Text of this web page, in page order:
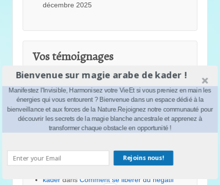
décembre 2025
Vos témoignages
kaderdansAstuce pour la chance
DouniadansAstuce pour la chance
rabeledansAstuce pour la chance
kaderdansAstuce pour la chance
ismadansAstuce pour la chance
melinaSdansAstuce pour la chance
La magie en 2024
kaderdans
Comment avoir de la chance ?
kader dans Comment se libérer du négatif
Bienvenue sur magie arabe de kader !
Manifestez l'Invisible, Harmonisez votre VieEt si vous preniez en main les
énergies qui vous entourent ? Bienvenue dans un espace dédié à la
bienveillance et aux forces de la Nature.Rejoignez notre communauté pour
découvrir les secrets de la magie blanche ancestrale et apprenez à
transformer chaque obstacle en opportunité !
Rejoins nous!